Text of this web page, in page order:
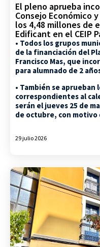
El pleno aprueba
Consejo Económico
los 4,48 millones de
Edificant en el CEIP
• Todos los grupos
de la financiación del
Francisco Mas, que
para alumnado de 2
• También se
correspondientes al
serán el jueves 25 de
de octubre, con
29 julio 2026